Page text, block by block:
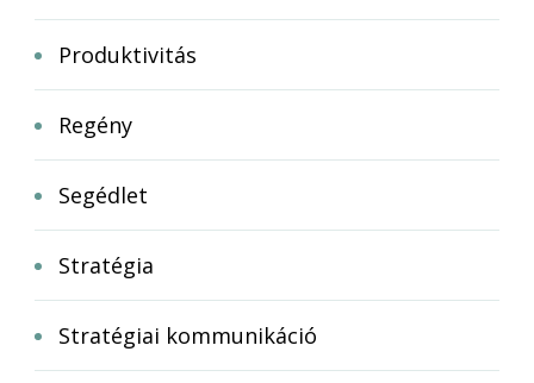
Produktivitás
Regény
Segédlet
Stratégia
Stratégiai kommunikáció